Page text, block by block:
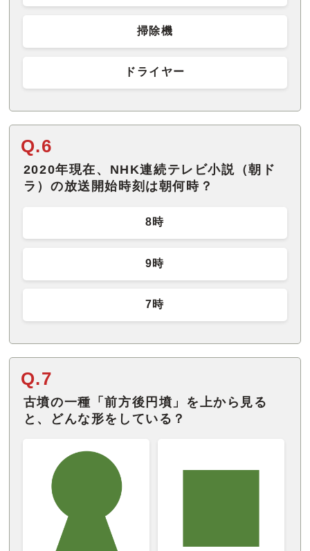
掃除機
ドライヤー
Q.6
2020年現在、NHK連続テレビ小説（朝ド
ラ）の放送開始時刻は朝何時？
8時
9時
7時
Q.7
古墳の一種「前方後円墳」を上から見る
と、どんな形をしている？